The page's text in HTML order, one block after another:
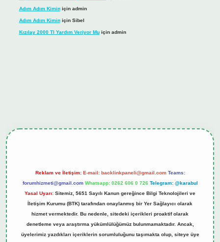
Adım Adım Kiminiçin admin
Adım Adım Kiminiçin Sibel
Kızılay 2000 Tl Yardım Veriyor Muiçin admin
Reklam ve İletişim: E-mail: backlinkpaneli@gmail.com Teams:
forumhizmeti@gmail.com Whatsapp: 0262 606 0 726 Telegram: @karabul
Yasal Uyarı: Sitemiz, 5651 Sayılı Kanun gereğince Bilgi Teknolojileri ve
İletişim Kurumu (BTK) tarafından onaylanmış bir Yer Sağlayıcı olarak
hizmet vermektedir. Bu nedenle, sitedeki içerikleri proaktif olarak
denetleme veya araştırma yükümlülüğümüz bulunmamaktadır. Ancak,
üyelerimiz yazdıkları içeriklerin sorumluluğunu taşımakta olup, siteye üye